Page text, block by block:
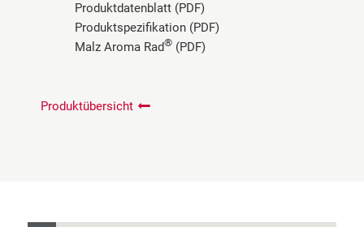
Produktdatenblatt (PDF)
Produktspezifikation (PDF)
Malz Aroma Rad® (PDF)
Produktübersicht